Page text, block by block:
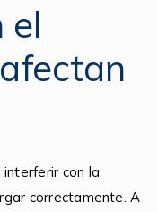
el
con la
correctamente. A